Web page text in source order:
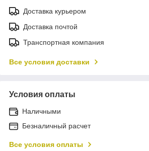
Доставка курьером
Доставка почтой
Транспортная компания
Все условия доставки
Условия оплаты
Наличными
Безналичный расчет
Все условия оплаты